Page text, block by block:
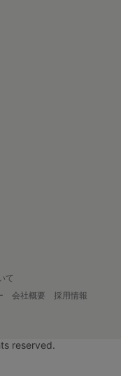
て
会社概要
採用情報
reserved.